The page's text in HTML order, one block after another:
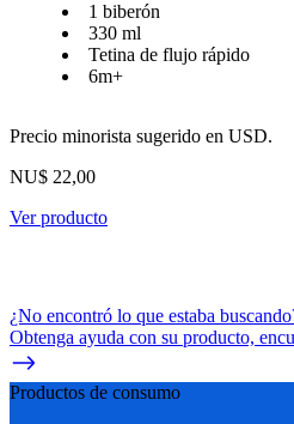
1 biberón
330 ml
Tetina de flujo rápido
6m+
Precio minorista sugerido en USD.
NU$ 22,00
Ver producto
¿No encontró lo que estaba
Obtenga ayuda con su producto,
Productos de consumo